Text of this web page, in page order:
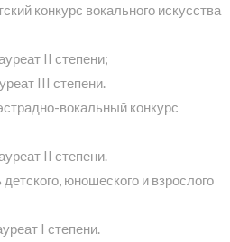
конкурс вокального искусства
II степени;
III степени.
вокальный конкурс
II степени.
юношеского и взрослого
I степени.